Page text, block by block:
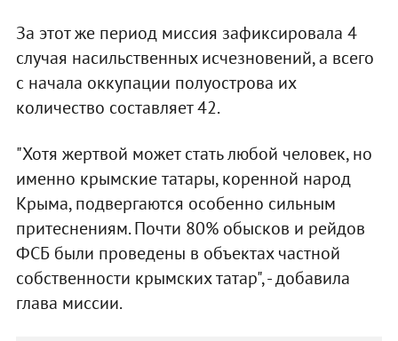
За этот же период миссия зафиксировала 4
случая насильственных исчезновений, а всего
с начала оккупации полуострова их
количество составляет 42.
"Хотя жертвой может стать любой человек, но
именно крымские татары, коренной народ
Крыма, подвергаются особенно сильным
притеснениям. Почти 80% обысков и рейдов
ФСБ были проведены в объектах частной
собственности крымских татар", - добавила
глава миссии.